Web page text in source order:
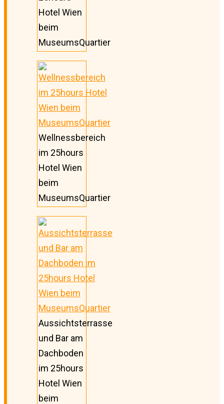
Hotel Wien
beim
MuseumsQuartier
Wellnessbereich
im 25hours
Hotel Wien
beim
MuseumsQuartier
Aussichtsterrasse
und Bar am
Dachboden
im 25hours
Hotel Wien
beim